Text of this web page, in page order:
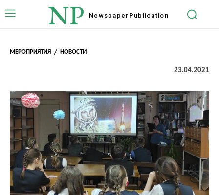
NP Newspaper Publication
МЕРОПРИЯТИЯ НОВОСТИ
23.04.2021